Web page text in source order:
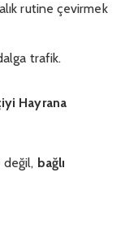
rutine çevirmek
trafik.
Hayrana
değil, bağlı